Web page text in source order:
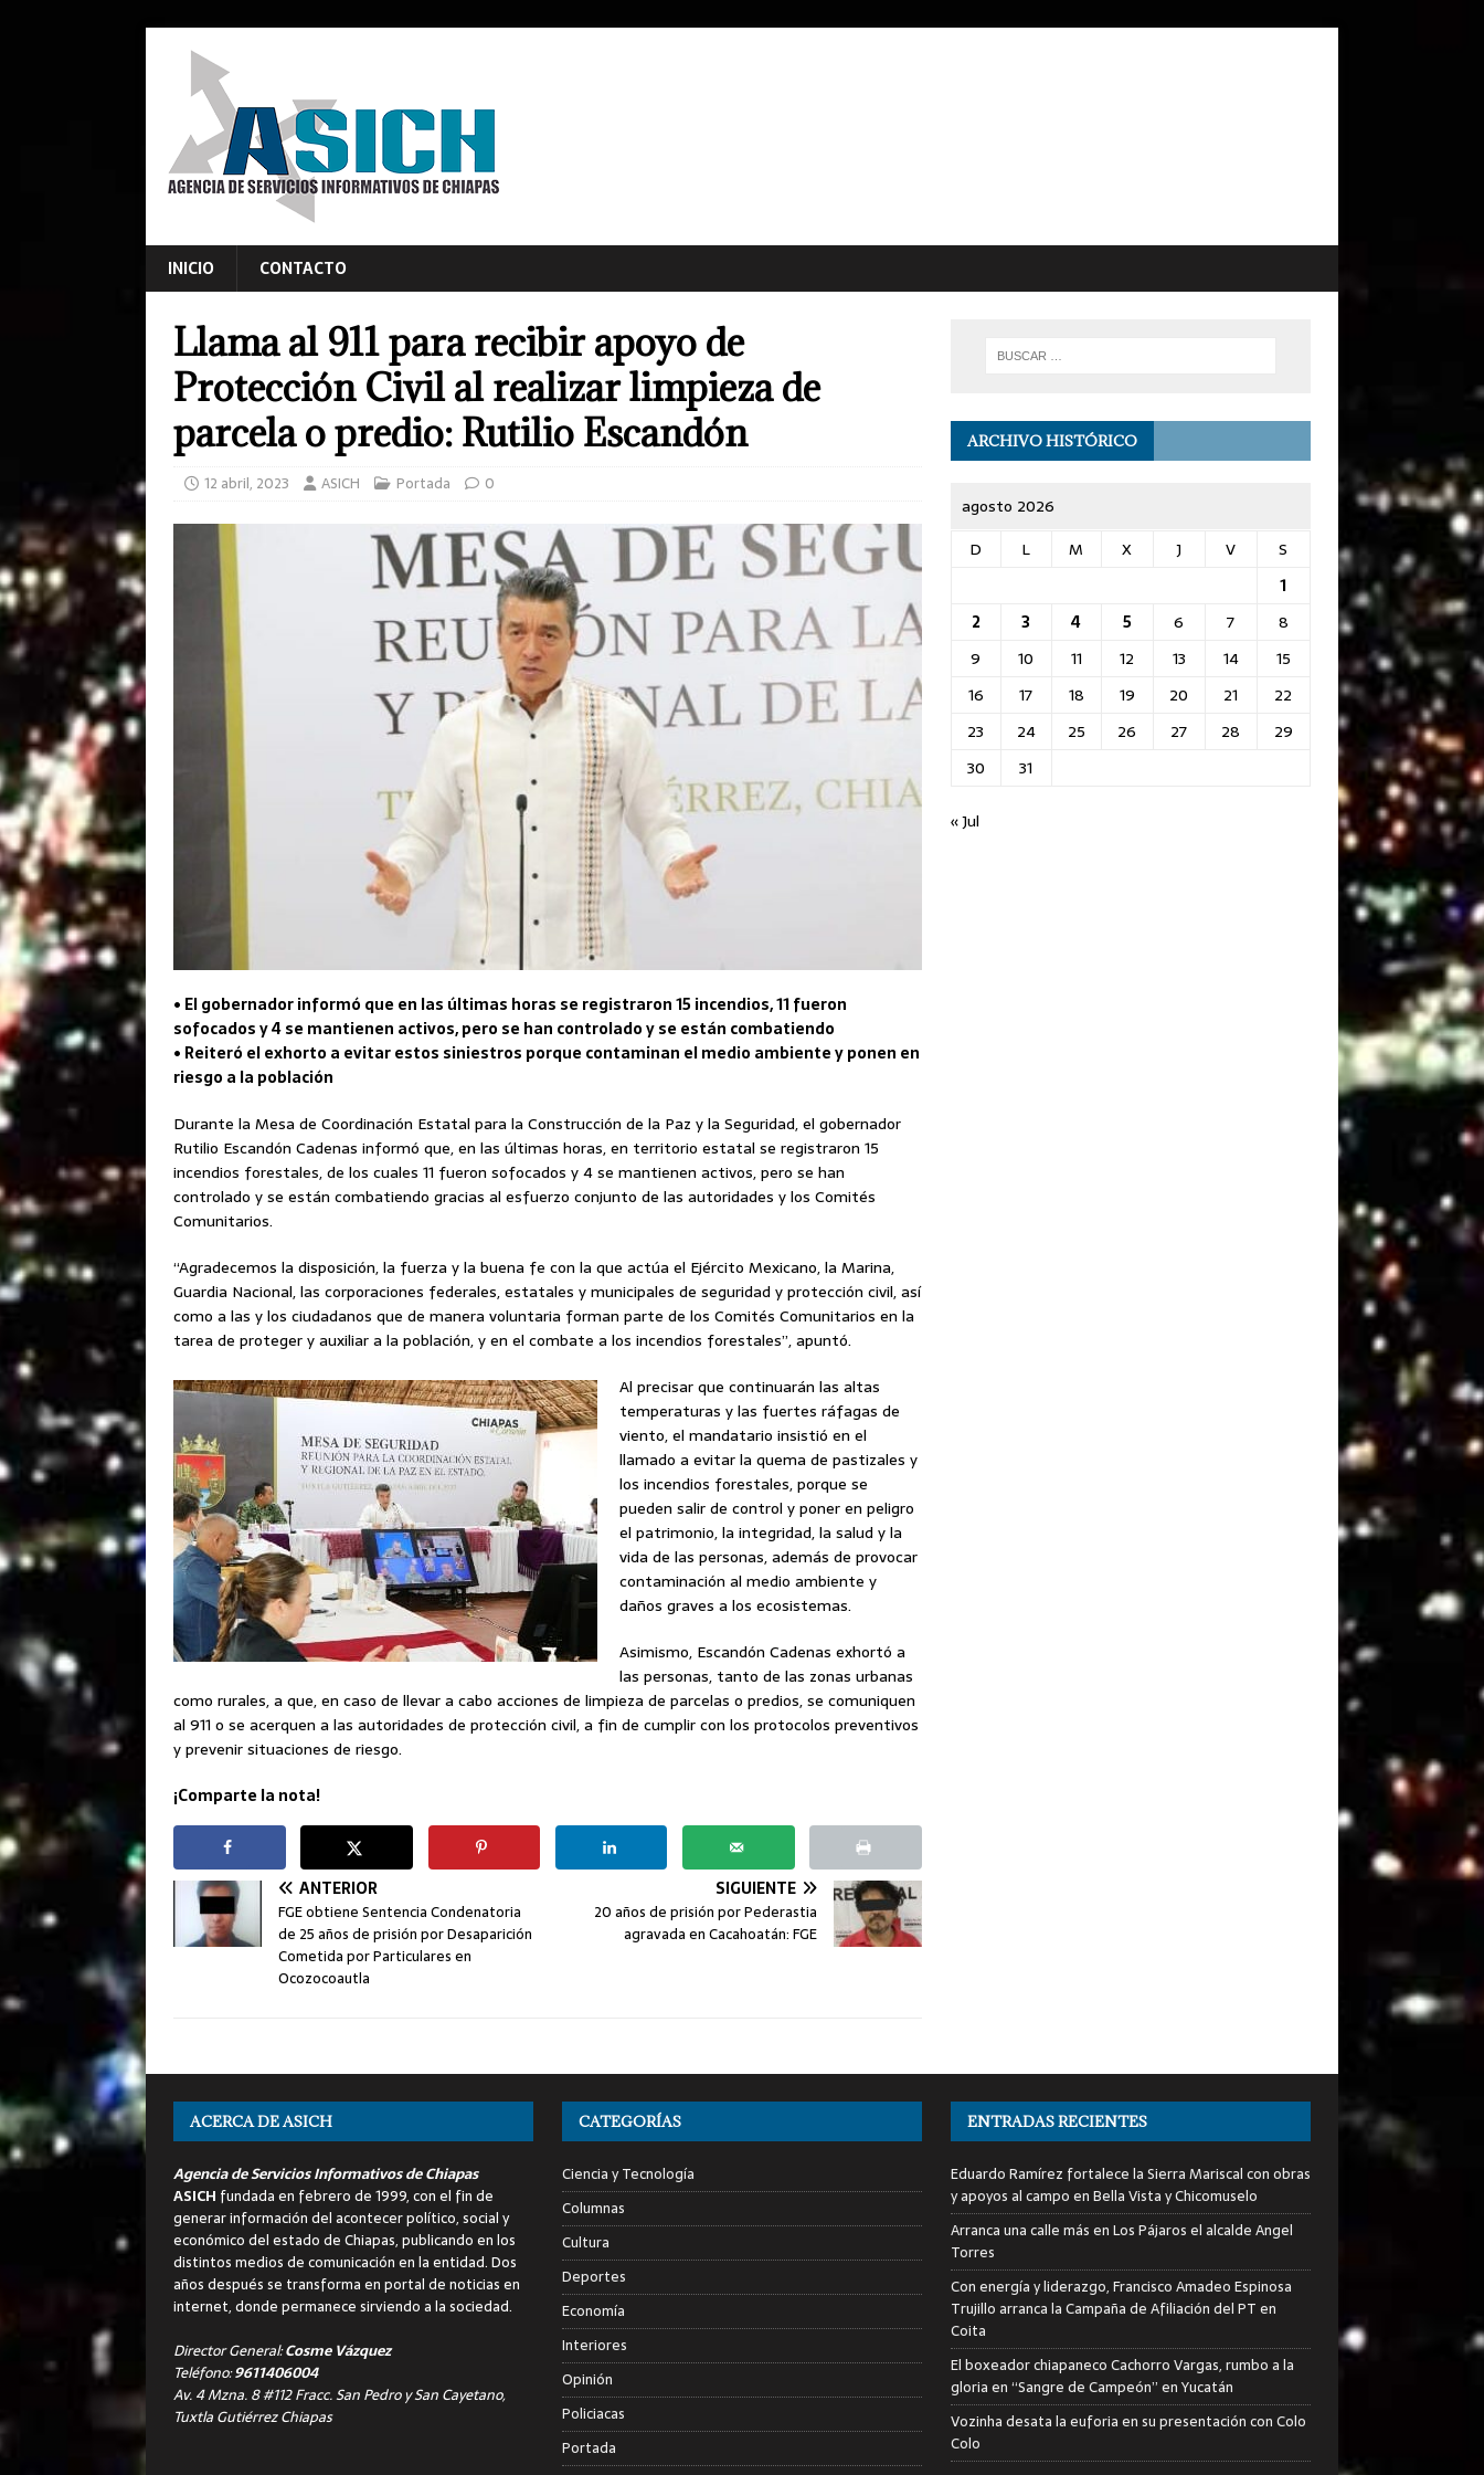
INICIO CONTACTO
Llama al 911 para recibir apoyo de
Protección Civil al realizar limpieza de
parcela o predio: Rutilio Escandón
12 abril, 2023 ASICH Portada 0
• El gobernador informó que en las últimas horas se registraron 15 incendios, 11 fueron
sofocados y 4 se mantienen activos, pero se han controlado y se están combatiendo
• Reiteró el exhorto a evitar estos siniestros porque contaminan el medio ambiente y ponen en
riesgo a la población
Durante la Mesa de Coordinación Estatal para la Construcción de la Paz y la Seguridad, el gobernador
Rutilio Escandón Cadenas informó que, en las últimas horas, en territorio estatal se registraron 15
incendios forestales, de los cuales 11 fueron sofocados y 4 se mantienen activos, pero se han
controlado y se están combatiendo gracias al esfuerzo conjunto de las autoridades y los Comités
Comunitarios.
“Agradecemos la disposición, la fuerza y la buena fe con la que actúa el Ejército Mexicano, la Marina,
Guardia Nacional, las corporaciones federales, estatales y municipales de seguridad y protección civil, así
como a las y los ciudadanos que de manera voluntaria forman parte de los Comités Comunitarios en la
tarea de proteger y auxiliar a la población, y en el combate a los incendios forestales”, apuntó.
Al precisar que continuarán las altas
temperaturas y las fuertes ráfagas de
viento, el mandatario insistió en el
llamado a evitar la quema de pastizales y
los incendios forestales, porque se
pueden salir de control y poner en peligro
el patrimonio, la integridad, la salud y la
vida de las personas, además de provocar
contaminación al medio ambiente y
daños graves a los ecosistemas.
Asimismo, Escandón Cadenas exhortó a
las personas, tanto de las zonas urbanas
como rurales, a que, en caso de llevar a cabo acciones de limpieza de parcelas o predios, se comuniquen
al 911 o se acerquen a las autoridades de protección civil, a fin de cumplir con los protocolos preventivos
y prevenir situaciones de riesgo.
¡Comparte la nota!
ANTERIOR
FGE obtiene Sentencia Condenatoria
de 25 años de prisión por Desaparición
Cometida por Particulares en
Ocozocoautla
SIGUIENTE
20 años de prisión por Pederastia
agravada en Cacahoatán: FGE
ARCHIVO HISTÓRICO
agosto 2026
D
L M X J V
S
1
2
3 4 5 6 7
8
9
10 11 12 13 14
15
16
17 18 19 20 21
22
23
24 25 26 27 28
29
30
31
« Jul
ACERCA DE ASICH
Agencia de Servicios Informativos de Chiapas
ASICH fundada en febrero de 1999, con el fin de
generar información del acontecer político, social y
económico del estado de Chiapas, publicando en los
distintos medios de comunicación en la entidad. Dos
años después se transforma en portal de noticias en
internet, donde permanece sirviendo a la sociedad.
Director General:Cosme Vázquez
Teléfono:9611406004
Av. 4 Mzna. 8 #112 Fracc. San Pedro y San Cayetano,
Tuxtla Gutiérrez Chiapas
CATEGORÍAS
Ciencia y Tecnología
Columnas
Cultura
Deportes
Economía
Interiores
Opinión
Policiacas
Portada
ENTRADAS RECIENTES
Eduardo Ramírez fortalece la Sierra Mariscal con obras
y apoyos al campo en Bella Vista y Chicomuselo
Arranca una calle más en Los Pájaros el alcalde Angel
Torres
Con energía y liderazgo, Francisco Amadeo Espinosa
Trujillo arranca la Campaña de Afiliación del PT en
Coita
El boxeador chiapaneco Cachorro Vargas, rumbo a la
gloria en “Sangre de Campeón” en Yucatán
Vozinha desata la euforia en su presentación con Colo
Colo